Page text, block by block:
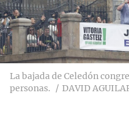
La bajada de Celedón
personas.
DAVID